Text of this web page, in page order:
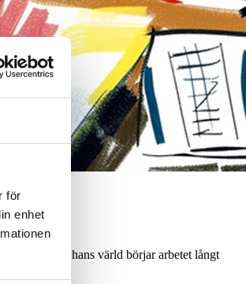
för
enhet
skaver. I hans värld börjar arbetet långt